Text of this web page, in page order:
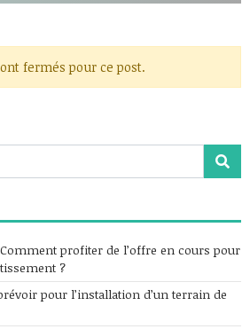
fermés pour ce post.
profiter de l’offre en cours pour
?
pour l’installation d’un terrain de